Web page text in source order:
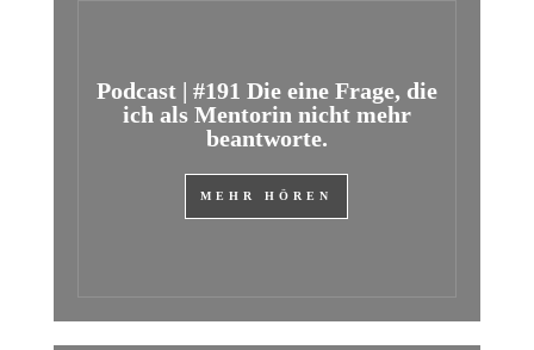
Podcast | #191 Die eine Frage, die
ich als Mentorin nicht mehr
beantworte.
MEHR HÖREN